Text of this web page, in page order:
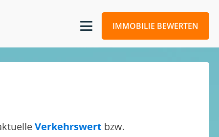
IMMOBILIE BEWERTEN
Verkehrswert bzw.